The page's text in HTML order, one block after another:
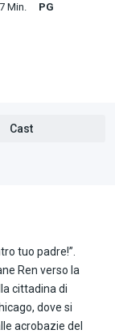
Min.
PG
Cast
tuo padre!”.
Ren verso la
cittadina di
dove si
acrobazie del